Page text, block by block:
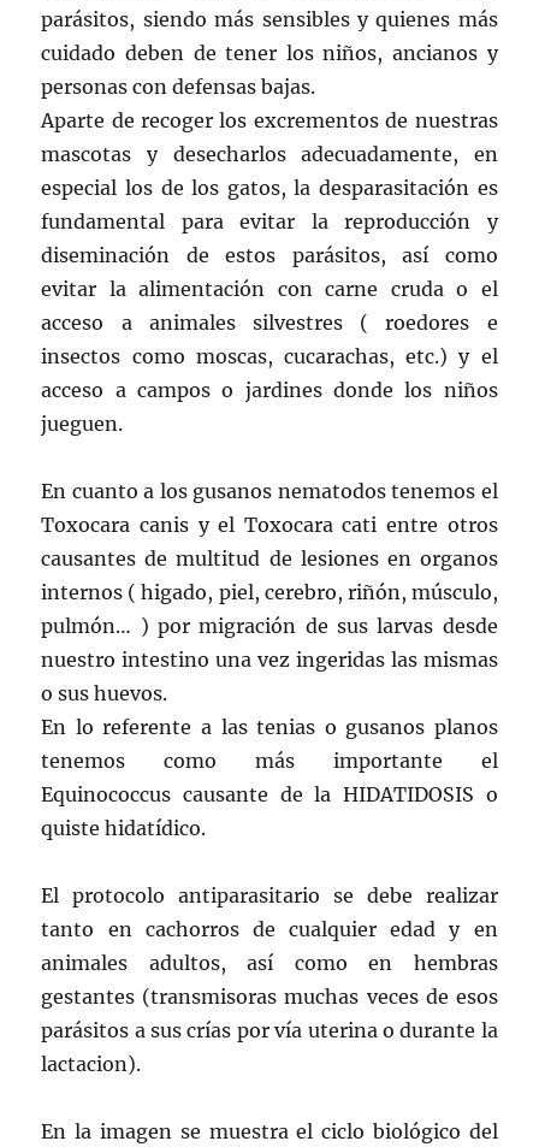
parásitos, siendo más sensibles y quienes más
cuidado deben de tener los niños, ancianos y
personas con defensas bajas.
Aparte de recoger los excrementos de nuestras
mascotas y desecharlos adecuadamente, en
especial los de los gatos, la desparasitación es
fundamental para evitar la reproducción y
diseminación de estos parásitos, así como
evitar la alimentación con carne cruda o el
acceso a animales silvestres ( roedores e
insectos como moscas, cucarachas, etc.) y el
acceso a campos o jardines donde los niños
jueguen.
En cuanto a los gusanos nematodos tenemos el
Toxocara canis y el Toxocara cati entre otros
causantes de multitud de lesiones en organos
internos ( higado, piel, cerebro, riñón, músculo,
pulmón… ) por migración de sus larvas desde
nuestro intestino una vez ingeridas las mismas
o sus huevos.
En lo referente a las tenias o gusanos planos
tenemos como más importante el
Equinococcus causante de la HIDATIDOSIS o
quiste hidatídico.
El protocolo antiparasitario se debe realizar
tanto en cachorros de cualquier edad y en
animales adultos, así como en hembras
gestantes (transmisoras muchas veces de esos
parásitos a sus crías por vía uterina o durante la
lactacion).
En la imagen se muestra el ciclo biológico del